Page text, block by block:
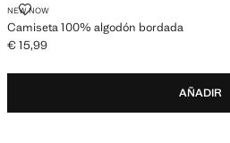
NEW NOW
Camiseta 100% algodón bordada
CAMISETA 100% ALGODÓN BORDADA
Precio actual [€ 15,99 ]
€ 15,99
AÑADIR